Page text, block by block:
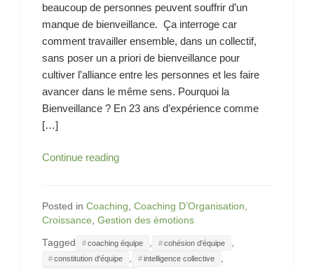
beaucoup de personnes peuvent souffrir d’un
manque de bienveillance. Ça interroge car
comment travailler ensemble, dans un collectif,
sans poser un a priori de bienveillance pour
cultiver l’alliance entre les personnes et les faire
avancer dans le même sens. Pourquoi la
Bienveillance ? En 23 ans d’expérience comme
[…]
Continue readingBienveillance
?
Posted in Coaching, Coaching D’Organisation,
Croissance, Gestion des émotions
Tagged coaching équipe cohésion d'équipe
constitution d'équipe , intelligence collective ,